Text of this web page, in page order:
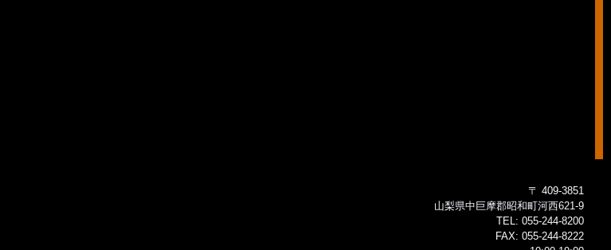
〒 409-3851
山梨県中巨摩郡昭和町河西621-9
TEL: 055-244-8200
FAX: 055-244-8222